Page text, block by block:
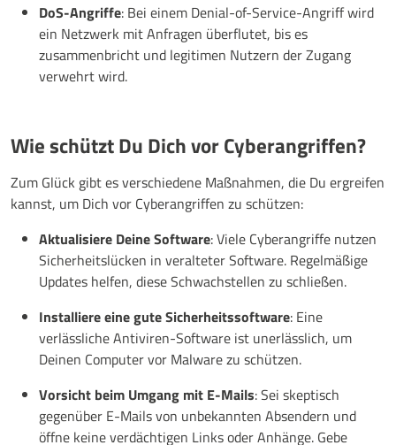
DoS-Angriffe: Bei einem Denial-of-Service-Angriff wird
ein Netzwerk mit Anfragen überflutet, bis es
zusammenbricht und legitimen Nutzern der Zugang
verwehrt wird.
Wie schützt Du Dich vor Cyberangriffen?
Zum Glück gibt es verschiedene Maßnahmen, die Du ergreifen
kannst, um Dich vor Cyberangriffen zu schützen:
Aktualisiere Deine Software: Viele Cyberangriffe nutzen
Sicherheitslücken in veralteter Software. Regelmäßige
Updates helfen, diese Schwachstellen zu schließen.
Installiere eine gute Sicherheitssoftware: Eine
verlässliche Antiviren-Software ist unerlässlich, um
Deinen Computer vor Malware zu schützen.
Vorsicht beim Umgang mit E-Mails: Sei skeptisch
gegenüber E-Mails von unbekannten Absendern und
öffne keine verdächtigen Links oder Anhänge. Gebe